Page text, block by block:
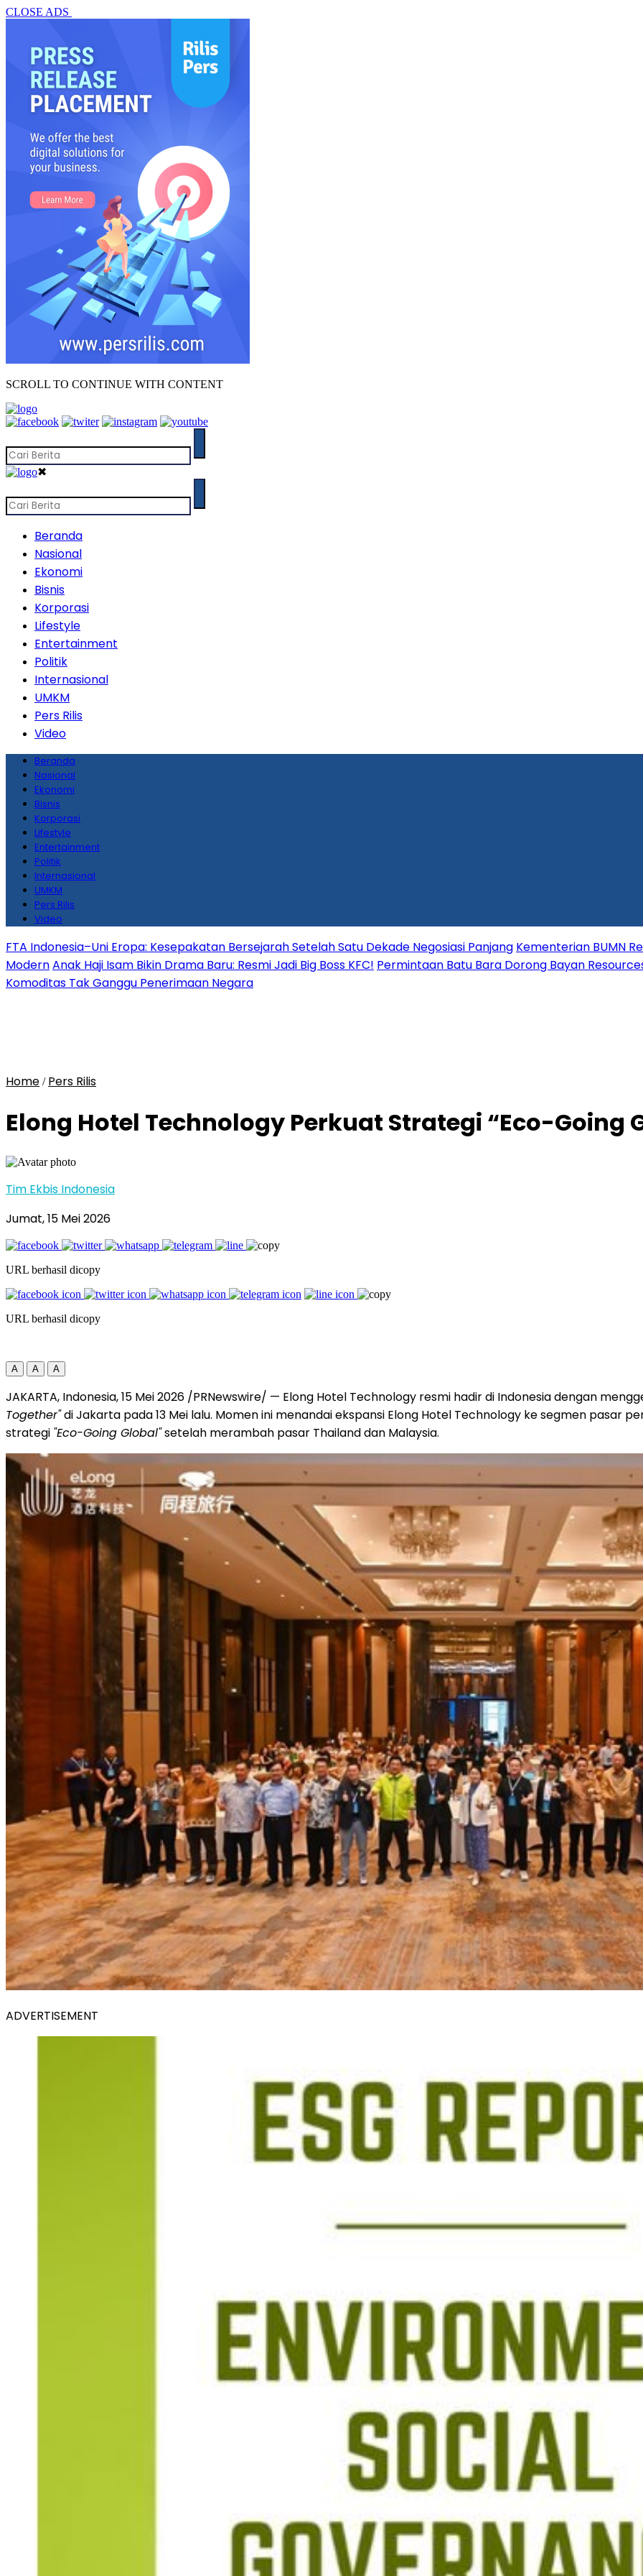
CLOSE ADS
SCROLL TO CONTINUE WITH CONTENT
✖
Beranda
Nasional
Ekonomi
Bisnis
Korporasi
Lifestyle
Entertainment
Politik
Internasional
UMKM
Pers Rilis
Video
Beranda
Nasional
Ekonomi
Bisnis
Korporasi
Lifestyle
Entertainment
Politik
Internasional
UMKM
Pers Rilis
Video
FTA Indonesia–Uni Eropa: Kesepakatan Bersejarah Setelah Satu Dekade Negosiasi Panjang Kementerian BUMN
ModernAnak Haji Isam Bikin Drama Baru: Resmi Jadi Big Boss KFC! Permintaan Batu Bara Dorong Bayan
Komoditas Tak Ganggu Penerimaan Negara
Home / Pers Rilis
Elong Hotel Technology Perkuat Strategi “Eco-Going
Tim Ekbis Indonesia
Jumat, 15 Mei 2026
URL berhasil dicopy
URL berhasil dicopy
A A A
JAKARTA, Indonesia, 15 Mei 2026 /PRNewswire/ — Elong Hotel Technology resmi hadir di Indonesia dengan
Together"di Jakarta pada 13 Mei lalu. Momen ini menandai ekspansi Elong Hotel Technology ke segmen pasar
strategi "Eco-Going Global"setelah merambah pasar Thailand dan Malaysia.
ADVERTISEMENT